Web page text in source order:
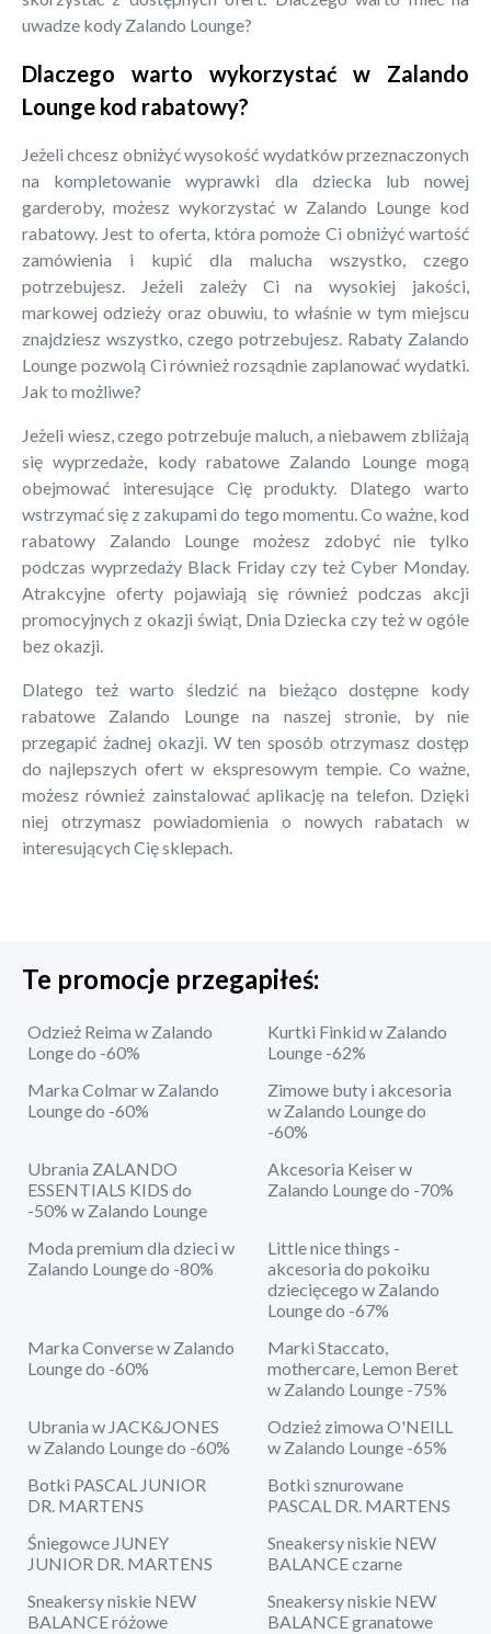
uwadze kody Zalando Lounge?
Dlaczego warto wykorzystać w Zalando
Lounge kod rabatowy?
Jeżeli chcesz obniżyć wysokość wydatków przeznaczonych
na kompletowanie wyprawki dla dziecka lub nowej
garderoby, możesz wykorzystać w Zalando Lounge kod
rabatowy. Jest to oferta, która pomoże Ci obniżyć wartość
zamówienia i kupić dla malucha wszystko, czego
potrzebujesz. Jeżeli zależy Ci na wysokiej jakości,
markowej odzieży oraz obuwiu, to właśnie w tym miejscu
znajdziesz wszystko, czego potrzebujesz. Rabaty Zalando
Lounge pozwolą Ci również rozsądnie zaplanować wydatki.
Jak to możliwe?
Jeżeli wiesz, czego potrzebuje maluch, a niebawem zbliżają
się wyprzedaże, kody rabatowe Zalando Lounge mogą
obejmować interesujące Cię produkty. Dlatego warto
wstrzymać się z zakupami do tego momentu. Co ważne, kod
rabatowy Zalando Lounge możesz zdobyć nie tylko
podczas wyprzedaży Black Friday czy też Cyber Monday.
Atrakcyjne oferty pojawiają się również podczas akcji
promocyjnych z okazji świąt, Dnia Dziecka czy też w ogóle
bez okazji.
Dlatego też warto śledzić na bieżąco dostępne kody
rabatowe Zalando Lounge na naszej stronie, by nie
przegapić żadnej okazji. W ten sposób otrzymasz dostęp
do najlepszych ofert w ekspresowym tempie. Co ważne,
możesz również zainstalować aplikację na telefon. Dzięki
niej otrzymasz powiadomienia o nowych rabatach w
interesujących Cię sklepach.
Te promocje przegapiłeś:
Odzież Reima w Zalando
Longe do -60%
Kurtki Finkid w Zalando
Lounge -62%
Marka Colmar w Zalando
Lounge do -60%
Zimowe buty i akcesoria
w Zalando Lounge do
-60%
Ubrania ZALANDO
ESSENTIALS KIDS do
-50% w Zalando Lounge
Akcesoria Keiser w
Zalando Lounge do -70%
Moda premium dla dzieci w
Zalando Lounge do -80%
Little nice things -
akcesoria do pokoiku
dziecięcego w Zalando
Lounge do -67%
Marka Converse w Zalando
Lounge do -60%
Marki Staccato,
mothercare, Lemon Beret
w Zalando Lounge -75%
Ubrania w JACK&JONES
w Zalando Lounge do -60%
Odzież zimowa O'NEILL
w Zalando Lounge -65%
Botki PASCAL JUNIOR
DR. MARTENS
Botki sznurowane
PASCAL DR. MARTENS
Śniegowce JUNEY
JUNIOR DR. MARTENS
Sneakersy niskie NEW
BALANCE czarne
Sneakersy niskie NEW
BALANCE różowe
Sneakersy niskie NEW
BALANCE granatowe